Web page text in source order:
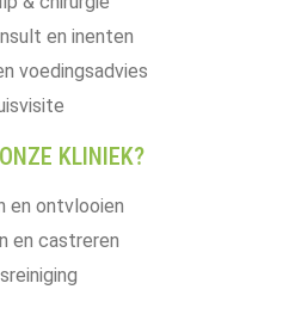
en inenten
voedingsadvies
KLINIEK?
en ontvlooien
en castreren